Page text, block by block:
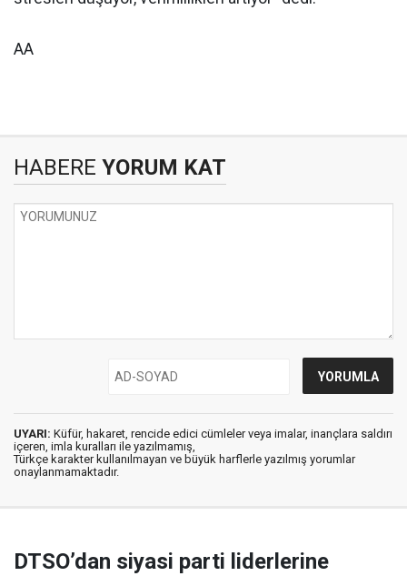
AA
HABERE YORUM KAT
UYARI: Küfür, hakaret, rencide edici cümleler veya imalar, inançlara saldırı
içeren, imla kuralları ile yazılmamış,
Türkçe karakter kullanılmayan ve büyük harflerle yazılmış yorumlar
onaylanmamaktadır.
DTSO’dan siyasi parti liderlerine